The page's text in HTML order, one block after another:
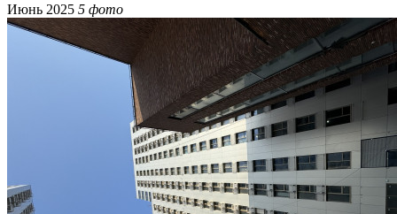
Июнь 2025 5 фото